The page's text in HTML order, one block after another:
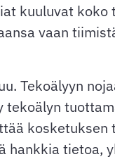
kuuluvat koko
vaan
Tekoälyyn
tekoälyn
kosketuksen
hankkia tietoa,